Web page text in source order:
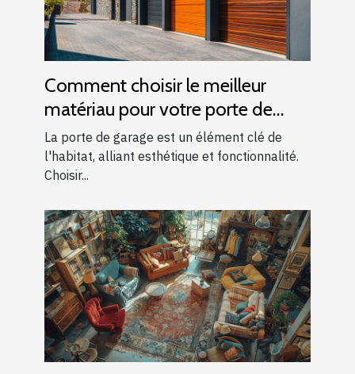
Comment choisir le meilleur
matériau pour votre porte de
garage
La porte de garage est un élément clé de
l'habitat, alliant esthétique et fonctionnalité.
Choisir...